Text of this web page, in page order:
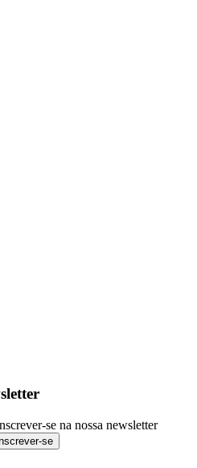
se na nossa newsletter
se